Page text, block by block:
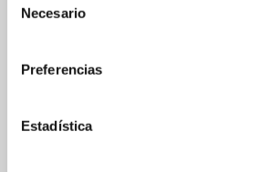
Necesario
Preferencias
Estadística